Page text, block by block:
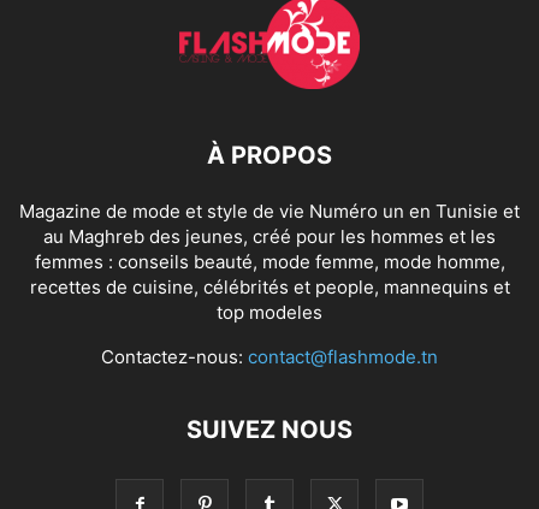
À PROPOS
Magazine de mode et style de vie Numéro un en Tunisie et
au Maghreb des jeunes, créé pour les hommes et les
femmes : conseils beauté, mode femme, mode homme,
recettes de cuisine, célébrités et people, mannequins et
top modeles
Contactez-nous: contact@flashmode.tn
SUIVEZ NOUS